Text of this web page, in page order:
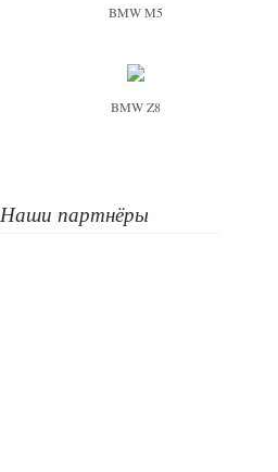
BMW M5
BMW Z8
Наши партнёры